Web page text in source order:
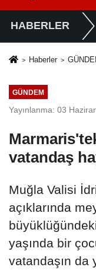
HABERLER
Haberler
GÜNDEM
Yayınlanma: 03
vatandaş
Muğla Valisi
açıklarında
yaşında bir
vatandaşın da